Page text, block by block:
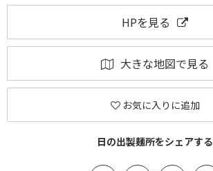
HPを見る
大きな地図で見る
お気に入りに追加
日の出製麺所をシェアする